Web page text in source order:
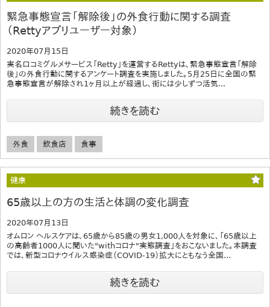
緊急事態宣言「解除後」の外食行動に関する調査
（Rettyアプリユーザー対象）
2020年07月15日
実名口コミグルメサービス「Retty」を運営するRettyは、緊急事態宣言「解除
後」の外食行動に関するアンケート調査を実施しました。5月25日に全国の緊
急事態宣言が解除され1ヶ月以上が経過し、街には少しずつ活気...
続きを読む
外食 飲食店 食事
健康
65歳以上の方の生活と体調の変化調査
2020年07月13日
オムロン ヘルスケアは、65歳から85歳の男女1,000人を対象に、「65歳以上
の高齢者1000人に聞いた"withコロナ"実態調査」をおこないました。本調査
では、新型コロナウイルス感染症（COVID-19）拡大にともなう全国...
続きを読む